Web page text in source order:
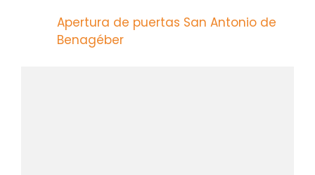
Apertura de puertas San Antonio de
Benagéber